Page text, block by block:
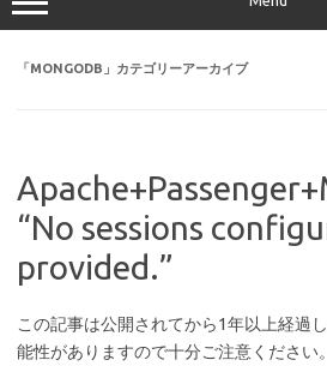
「MONGODB 」カテゴリーアーカイブ
“No sessions
provided.”
この記事は公開されてから1年以上経過
能性がありますので十分ご注意ください